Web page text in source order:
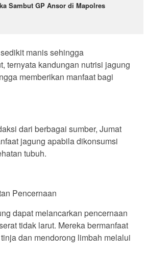
Sambut GP Ansor di Mapolres
manis sehingga
ternyata kandungan nutrisi jagung
memberikan manfaat bagi
dari berbagai sumber, Jumat
jagung apabila dikonsumsi
tubuh.
Pencernaan
dapat melancarkan pencernaan
tidak larut. Mereka bermanfaat
dan mendorong limbah melalui